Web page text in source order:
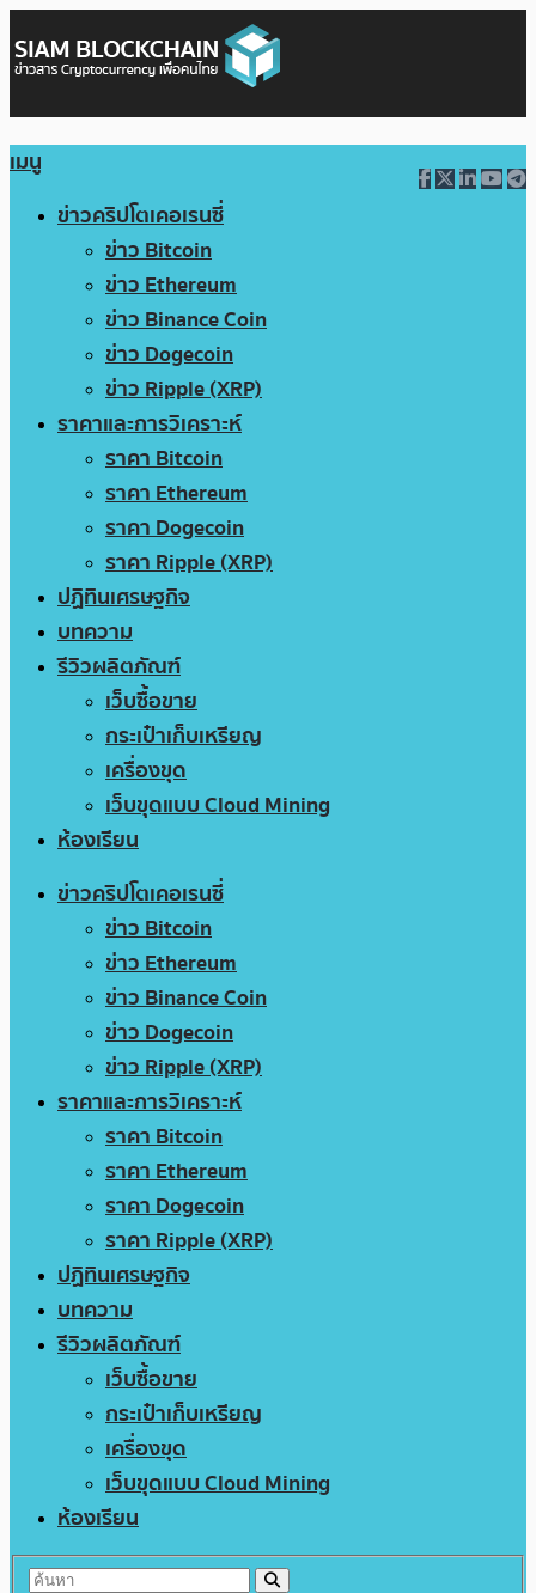
เมนู
ข่าวคริปโตเคอเรนซี่
ข่าว Bitcoin
ข่าว Ethereum
ข่าว Binance Coin
ข่าว Dogecoin
ข่าว Ripple (XRP)
ราคาและการวิเคราะห์
ราคา Bitcoin
ราคา Ethereum
ราคา Dogecoin
ราคา Ripple (XRP)
ปฏิทินเศรษฐกิจ
บทความ
รีวิวผลิตภัณฑ์
เว็บซื้อขาย
กระเป๋าเก็บเหรียญ
เครื่องขุด
เว็บขุดแบบ Cloud Mining
ห้องเรียน
ข่าวคริปโตเคอเรนซี่
ข่าว Bitcoin
ข่าว Ethereum
ข่าว Binance Coin
ข่าว Dogecoin
ข่าว Ripple (XRP)
ราคาและการวิเคราะห์
ราคา Bitcoin
ราคา Ethereum
ราคา Dogecoin
ราคา Ripple (XRP)
ปฏิทินเศรษฐกิจ
บทความ
รีวิวผลิตภัณฑ์
เว็บซื้อขาย
กระเป๋าเก็บเหรียญ
เครื่องขุด
เว็บขุดแบบ Cloud Mining
ห้องเรียน